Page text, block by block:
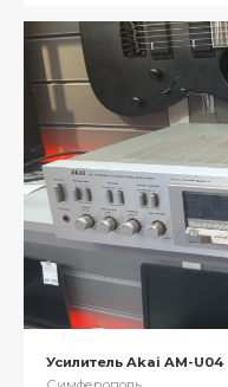
Усилитель Akai AM-U04